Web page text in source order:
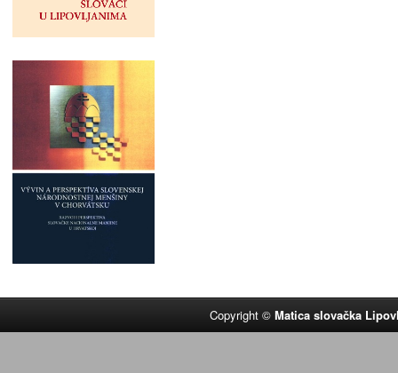
Copyright ©Matica slovačka